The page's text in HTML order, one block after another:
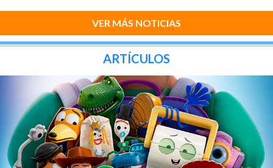
VER MÁS NOTICIAS
ARTÍCULOS